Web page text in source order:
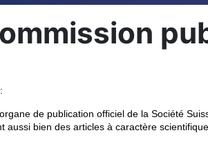
de publication officiel de la Société
bien des articles à caractère